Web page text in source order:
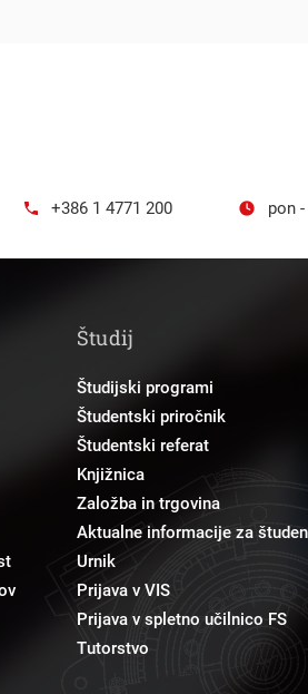
+386 1 4771 200 pon
Študij
Študijski programi
Študentski priročnik
Študentski referat
Knjižnica
Založba in trgovina
Aktualne informacije za
Urnik
Prijava v VIS
Prijava v spletno učilnico FS
Tutorstvo